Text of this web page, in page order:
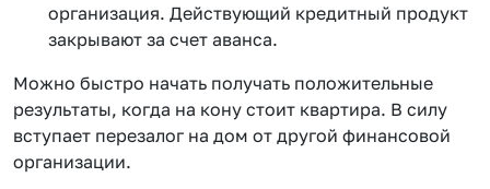
организация. Действующий кредитный продукт
закрывают за счет аванса.
Можно быстро начать получать положительные
результаты, когда на кону стоит квартира. В силу
вступает перезалог на дом от другой финансовой
организации.